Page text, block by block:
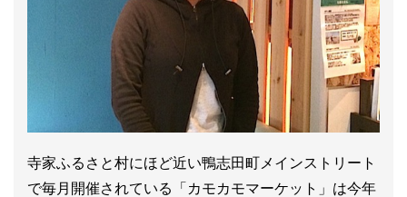
寺家ふるさと村にほど近い鴨志田町メインストリート
で毎月開催されている「カモカモマーケット」は今年